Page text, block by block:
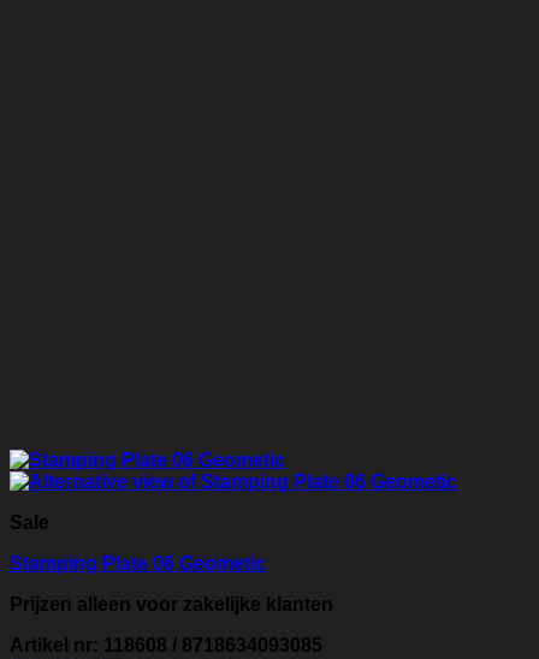
Sale
Stamping Plate 06 Geometic
Prijzen alleen voor zakelijke klanten
Artikel nr: 118608 / 8718634093085